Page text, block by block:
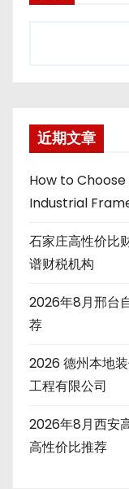
近期文章
How to
Industrial
石家庄高性价比
谱财税机构
2026年8月邢台
荐
2026 德州本地
工程有限公司
2026年8月西安
高性价比推荐